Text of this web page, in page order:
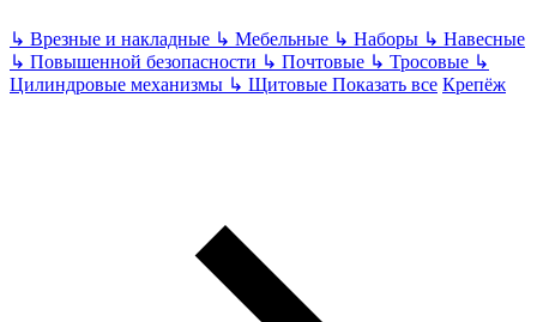
↳ Врезные и накладные ↳ Мебельные ↳ Наборы ↳ Навесные
↳ Повышенной безопасности ↳ Почтовые ↳ Тросовые ↳
Цилиндровые механизмы ↳ Щитовые Показать все Крепёж